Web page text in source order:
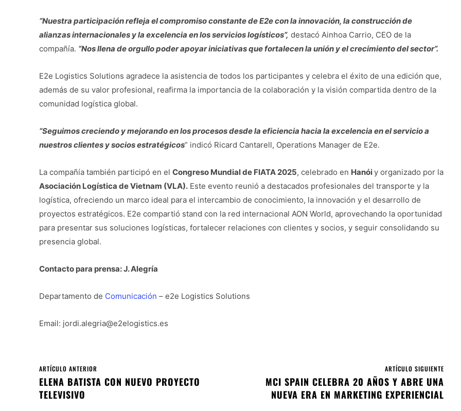
“Nuestra participación refleja el compromiso constante de E2e con la innovación, la construcción de
alianzas internacionales y la excelencia en los servicios logísticos”, destacó Ainhoa Carrio, CEO de la
compañía. “Nos llena de orgullo poder apoyar iniciativas que fortalecen la unión y el crecimiento del sector”.
E2e Logistics Solutions agradece la asistencia de todos los participantes y celebra el éxito de una edición que,
además de su valor profesional, reafirma la importancia de la colaboración y la visión compartida dentro de la
comunidad logística global.
“Seguimos creciendo y mejorando en los procesos desde la eficiencia hacia la excelencia en el servicio a
nuestros clientes y socios estratégicos” indicó Ricard Cantarell, Operations Manager de E2e.
La compañía también participó en el Congreso Mundial de FIATA 2025, celebrado en Hanóiy organizado por la
Asociación Logística de Vietnam (VLA). Este evento reunió a destacados profesionales del transporte y la
logística, ofreciendo un marco ideal para el intercambio de conocimiento, la innovación y el desarrollo de
proyectos estratégicos. E2e compartió stand con la red internacional AON World, aprovechando la oportunidad
para presentar sus soluciones logísticas, fortalecer relaciones con clientes y socios, y seguir consolidando su
presencia global.
Contacto para prensa: J. Alegría
Departamento de Comunicación – e2e Logistics Solutions
Email: jordi.alegria@e2elogistics.es
ARTÍCULO ANTERIOR
ELENA BATISTA CON NUEVO PROYECTO
TELEVISIVO
ARTÍCULO SIGUIENTE
MCI SPAIN CELEBRA 20 AÑOS Y ABRE UNA
NUEVA ERA EN MARKETING EXPERIENCIAL